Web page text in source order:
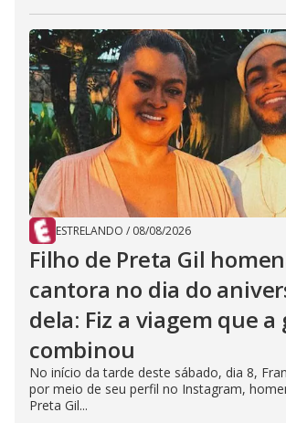
ESTRELANDO / 08/08/2026
Filho de Preta Gil
cantora no dia do
dela: Fiz a viagem que a
combinou
No início da tarde deste sábado, dia 8,
por meio de seu perfil no Instagram,
Preta Gil...